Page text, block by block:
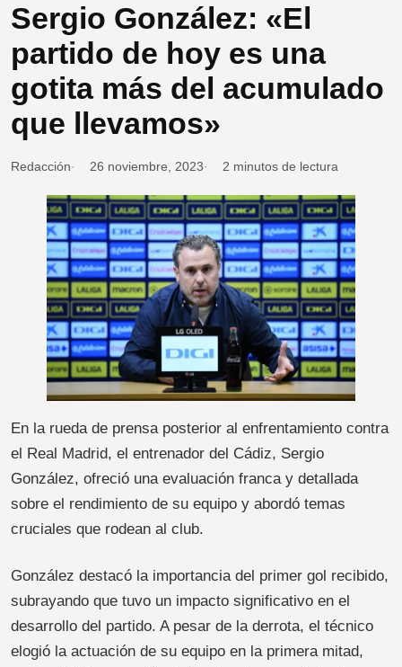
Sergio González: «El
partido de hoy es una
gotita más del acumulado
que llevamos»
Redacción 26 noviembre, 2023 2 minutos de lectura
En la rueda de prensa posterior al enfrentamiento contra
el Real Madrid, el entrenador del Cádiz, Sergio
González, ofreció una evaluación franca y detallada
sobre el rendimiento de su equipo y abordó temas
cruciales que rodean al club.
González destacó la importancia del primer gol recibido,
subrayando que tuvo un impacto significativo en el
desarrollo del partido. A pesar de la derrota, el técnico
elogió la actuación de su equipo en la primera mitad,